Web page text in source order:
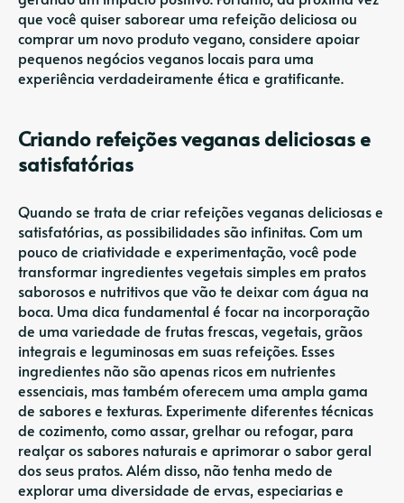
que você quiser saborear uma refeição deliciosa ou
comprar um novo produto vegano, considere apoiar
pequenos negócios veganos locais para uma
experiência verdadeiramente ética e gratificante.
Criando refeições veganas deliciosas e
satisfatórias
Quando se trata de criar refeições veganas deliciosas e
satisfatórias, as possibilidades são infinitas. Com um
pouco de criatividade e experimentação, você pode
transformar ingredientes vegetais simples em pratos
saborosos e nutritivos que vão te deixar com água na
boca. Uma dica fundamental é focar na incorporação
de uma variedade de frutas frescas, vegetais, grãos
integrais e leguminosas em suas refeições. Esses
ingredientes não são apenas ricos em nutrientes
essenciais, mas também oferecem uma ampla gama
de sabores e texturas. Experimente diferentes técnicas
de cozimento, como assar, grelhar ou refogar, para
realçar os sabores naturais e aprimorar o sabor geral
dos seus pratos. Além disso, não tenha medo de
explorar uma diversidade de ervas, especiarias e